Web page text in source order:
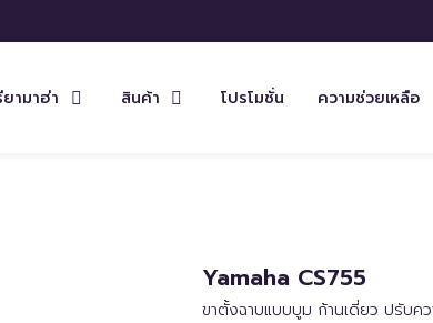
ามาฮ่า สินค้า โปรโมชั่น ความช่วยเหลือ
Yamaha CS755
ขาตั้งฉาบแบบบูม ก้านเดี่ยว ปรับค